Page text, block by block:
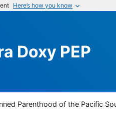
Here’s how you know
Doxy PEP
Parenthood of the Pacific